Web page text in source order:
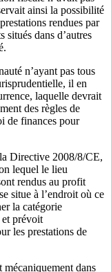
ainsi la possibilité
rendues par
situés dans d’autres
n’ayant pas tous
il en
laquelle devrait
des règles de
de finances pour
Directive 2008/8/CE,
lequel le lieu
rendus au profit
situe à l’endroit où ce
la catégorie
et prévoit
les prestations de
mécaniquement dans